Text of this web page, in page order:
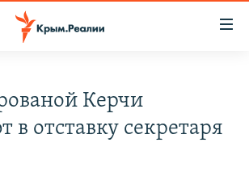
Керчи
в отставку секретаря